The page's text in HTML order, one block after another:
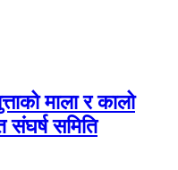
माला र कालो
संघर्ष समिति